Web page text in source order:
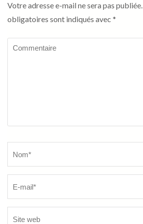
Votre adresse e-mail ne sera pas publiée.
obligatoires sont indiqués avec *
Commentaire